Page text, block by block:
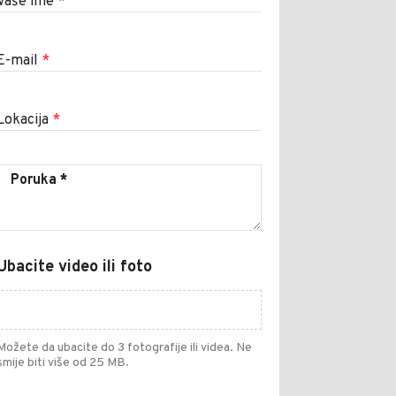
mail *
*
video ili foto
da ubacite do 3 fotografije ili videa. Ne
biti više od 25 MB.